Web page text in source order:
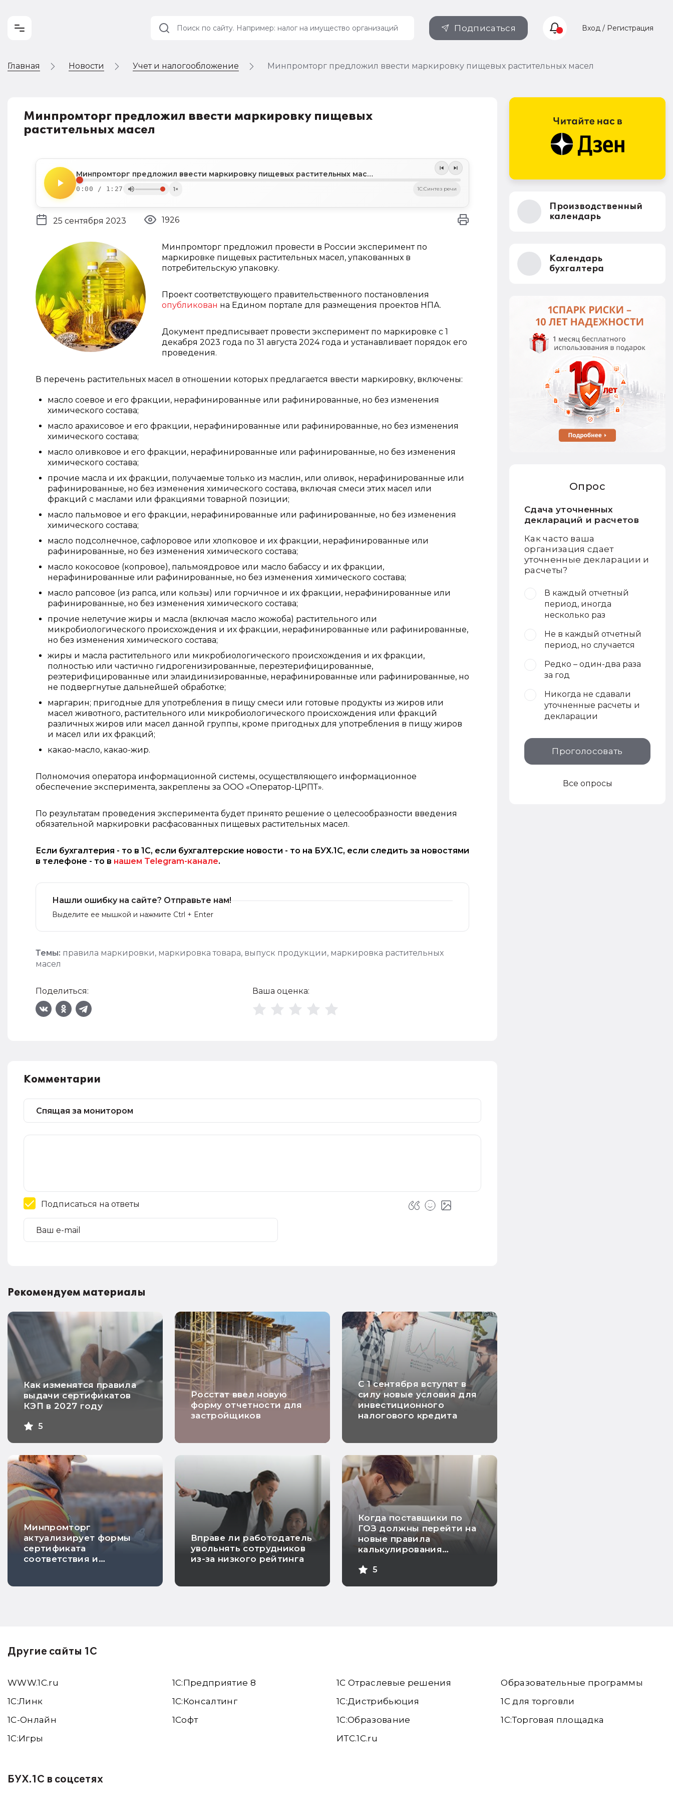
Подписаться Вход / Регистрация
Главная Новости Учет и налогообложение Минпромторг предложил ввести маркировку пищевых растительных масел
Минпромторг предложил ввести маркировку пищевых
растительных масел
Минпромторг предложил ввести маркировку пищевых растительных масел
0:00 / 1:27 1× 1C:Синтез речи
25 сентября 2023 1926
Минпромторг предложил провести в России эксперимент по
маркировке пищевых растительных масел, упакованных ‎в
потребительскую упаковку.
Проект соответствующего правительственного постановления
опубликован на Едином портале для размещения проектов НПА.
Документ предписывает провести эксперимент по маркировке с 1
декабря 2023 года по 31 августа 2024 года и устанавливает порядок его
проведения.
В перечень растительных масел в отношении которых предлагается ввести маркировку, включены:
масло соевое и его фракции, нерафинированные или рафинированные, но без изменения
химического состава;
масло арахисовое и его фракции, нерафинированные или рафинированные, но без изменения
химического состава;
масло оливковое и его фракции, нерафинированные или рафинированные, но без изменения
химического состава;
прочие масла и их фракции, получаемые только из маслин, или оливок, нерафинированные или
рафинированные, но без изменения химического состава, включая смеси этих масел или
фракций с маслами или фракциями товарной позиции;
масло пальмовое и его фракции, нерафинированные или рафинированные, но без изменения
химического состава;
масло подсолнечное, сафлоровое или хлопковое и их фракции, нерафинированные или
рафинированные, но без изменения химического состава;
масло кокосовое (копровое), пальмоядровое или масло бабассу и их фракции,
нерафинированные или рафинированные, но без изменения химического состава;
масло рапсовое (из рапса, или кользы) или горчичное и их фракции, нерафинированные или
рафинированные, но без изменения химического состава;
прочие нелетучие жиры и масла (включая масло жожоба) растительного или
микробиологического происхождения и их фракции, нерафинированные или рафинированные,
но без изменения химического состава;
жиры и масла растительного или микробиологического происхождения и их фракции,
полностью или частично гидрогенизированные, переэтерифицированные,
реэтерифицированные или элаидинизированные, нерафинированные или рафинированные, но
не подвергнутые дальнейшей обработке;
маргарин; пригодные для употребления в пищу смеси или готовые продукты из жиров или
масел животного, растительного или микробиологического происхождения или фракций
различных жиров или масел данной группы, кроме пригодных для употребления в пищу жиров
и масел или их фракций;
какао-масло, какао-жир.
Полномочия оператора информационной системы, осуществляющего информационное
обеспечение эксперимента, закреплены за ООО «Оператор-ЦРПТ».
По результатам проведения эксперимента будет принято решение о целесообразности введения
обязательной маркировки расфасованных пищевых растительных масел.
Если бухгалтерия - то в 1С, если бухгалтерские новости - то на БУХ.1С, если следить за новостями
в телефоне - то в нашем Telegram-канале.
Нашли ошибку на сайте? Отправьте нам!
Выделите ее мышкой и нажмите Ctrl + Enter
Темы: правила маркировки, маркировка товара, выпуск продукции, маркировка растительных
масел
Поделиться: Ваша оценка:
Комментарии
Подписаться на ответы
Рекомендуем материалы
Как изменятся правила
выдачи сертификатов
КЭП в 2027 году
5
Росстат ввел новую
форму отчетности для
застройщиков
С 1 сентября вступят в
силу новые условия для
инвестиционного
налогового кредита
Минпромторг
актуализирует формы
сертификата
соответствия и
Вправе ли работодатель
увольнять сотрудников
из-за низкого рейтинга
Когда поставщики по
ГОЗ должны перейти на
новые правила
калькулирования
продукции
5
Производственный
календарь
Календарь
бухгалтера
Опрос
Сдача уточненных
деклараций и расчетов
Как часто ваша
организация сдает
уточненные декларации и
расчеты?
В каждый отчетный
период, иногда
несколько раз
Не в каждый отчетный
период, но случается
Редко – один-два раза
за год
Никогда не сдавали
уточненные расчеты и
декларации
Проголосовать
Все опросы
Другие сайты 1С
WWW.1С.ru
1С:Линк
1С-Онлайн
1C:Игры
1С:Предприятие 8
1С:Консалтинг
1Софт
1С Отраслевые решения
1С:Дистрибьюция
1С:Образование
ИТС.1C.ru
Образовательные программы
1С для торговли
1С:Торговая площадка
БУХ.1С в соцсетях
Учет и